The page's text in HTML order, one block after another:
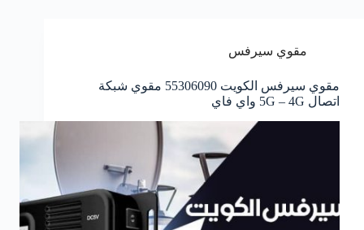
مقوي سيرفس
مقوي سيرفس الكويت 55306090 مقوي شبكة
اتصال 5G – 4G واي فاي